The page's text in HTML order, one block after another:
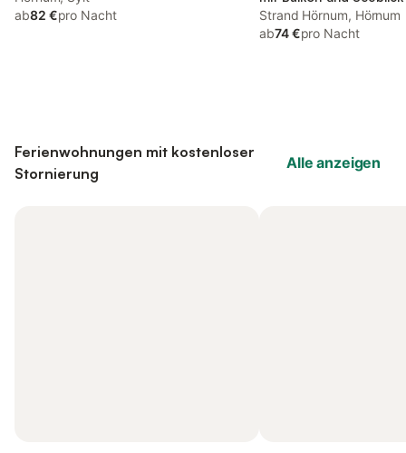
ab82 €pro Nacht
Ausblick
Strand Hörnum, Hörnum
ab74 €pro Nacht
Ferienwohnungen mit kostenloser
Stornierung
Alle anzeigen